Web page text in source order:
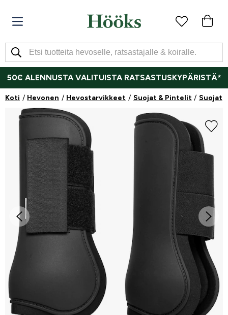
50€ ALENNUSTA VALITUISTA RATSASTUSKYPÄRISTÄ*
Koti Hevonen Hevostarvikkeet Suojat & Pintelit Suojat